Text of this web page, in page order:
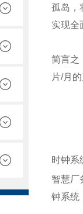
孤岛，
实现全
简言之
片/月
时钟
智慧厂
钟系统